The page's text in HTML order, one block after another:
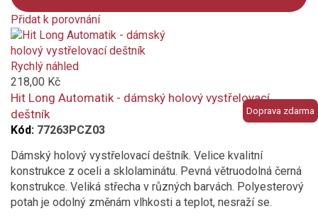
Přidat k porovnání
Product
is
added
to
compare
Doprava zdarma
Rychlý náhled
218,00 Kč
Hit Long Automatik - dámský holový vystřelovací
deštník
Kód: 77263PCZ03
Dámský holový vystřelovací deštník. Velice kvalitní
konstrukce z oceli a sklolaminátu. Pevná větruodolná černá
konstrukce. Veliká střecha v různých barvách. Polyesterový
potah je odolný změnám vlhkosti a teplot, nesraží se.